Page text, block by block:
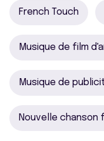
French Touch
Musique de film
Musique de
Nouvelle chanson